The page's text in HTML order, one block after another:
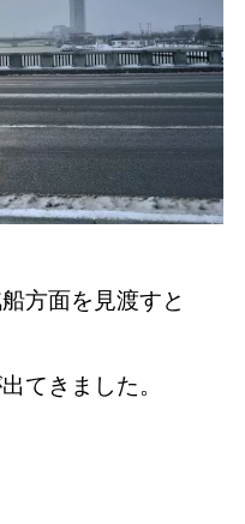
方面を見渡すと
てきました。